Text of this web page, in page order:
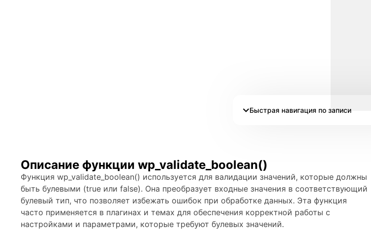
Быстрая навигация по записи
Описание функции wp_validate_boolean()
Функция wp_validate_boolean() используется для валидации значений, которые должны
быть булевыми (true или false). Она преобразует входные значения в соответствующий
булевый тип, что позволяет избежать ошибок при обработке данных. Эта функция
часто применяется в плагинах и темах для обеспечения корректной работы с
настройками и параметрами, которые требуют булевых значений.